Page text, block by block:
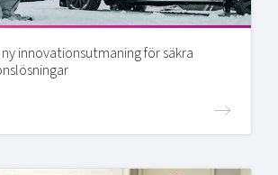
innovationsutmaning för säkra